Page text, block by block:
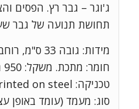
ג'וגר – גבר רץ. הפסים
תחושת תנועה של גבר
מידות: גובה 33 ס"מ, רוחב 31 ס"מ.
חומר: מתכת. משקל: 950 גר'.
טכניקה: Spirgraph printed on steel
סוג: מעמד (עומד באופן